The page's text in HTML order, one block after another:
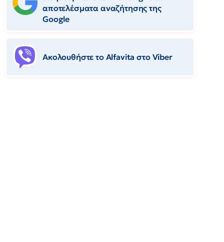
αποτελέσματα αναζήτησης της
Google
Ακολουθήστε το Αlfavita στο Viber